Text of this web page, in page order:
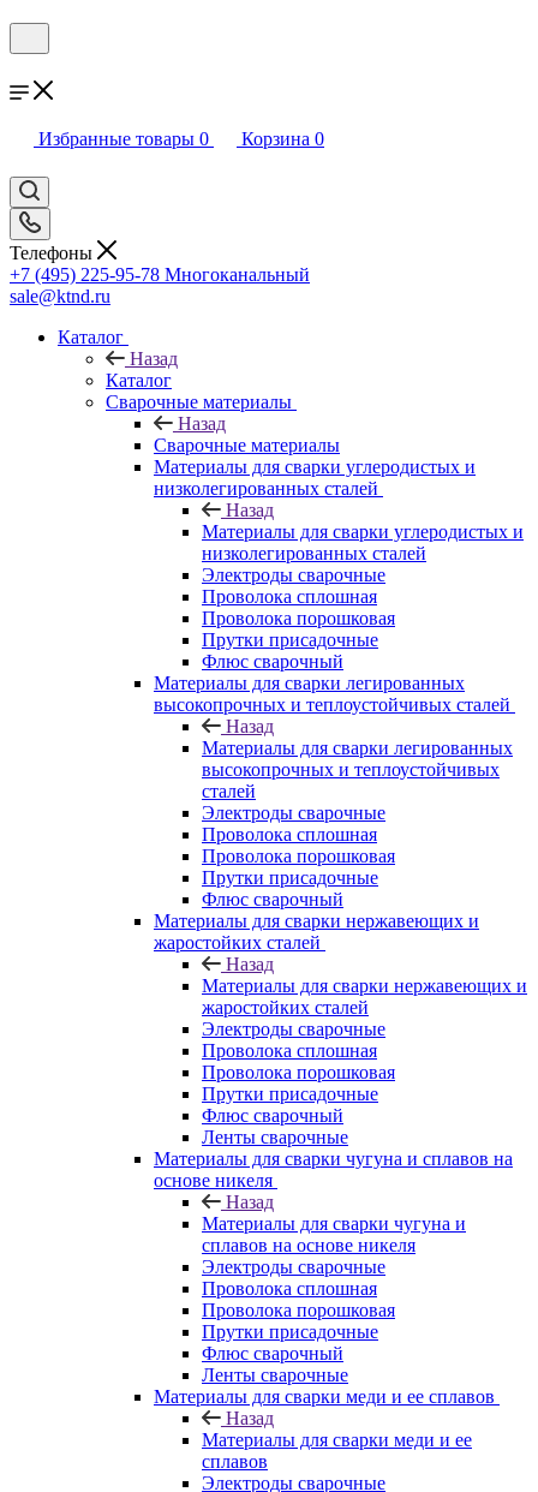
Избранные товары 0 Корзина 0
Телефоны
+7 (495) 225-95-78 Многоканальный
sale@ktnd.ru
Каталог
Назад
Каталог
Сварочные материалы
Назад
Сварочные материалы
Материалы для сварки углеродистых и
низколегированных сталей
Назад
Материалы для сварки углеродистых и
низколегированных сталей
Электроды сварочные
Проволока сплошная
Проволока порошковая
Прутки присадочные
Флюс сварочный
Материалы для сварки легированных
высокопрочных и теплоустойчивых сталей
Назад
Материалы для сварки легированных
высокопрочных и теплоустойчивых
сталей
Электроды сварочные
Проволока сплошная
Проволока порошковая
Прутки присадочные
Флюс сварочный
Материалы для сварки нержавеющих и
жаростойких сталей
Назад
Материалы для сварки нержавеющих и
жаростойких сталей
Электроды сварочные
Проволока сплошная
Проволока порошковая
Прутки присадочные
Флюс сварочный
Ленты сварочные
Материалы для сварки чугуна и сплавов на
основе никеля
Назад
Материалы для сварки чугуна и
сплавов на основе никеля
Электроды сварочные
Проволока сплошная
Проволока порошковая
Прутки присадочные
Флюс сварочный
Ленты сварочные
Материалы для сварки меди и ее сплавов
Назад
Материалы для сварки меди и ее
сплавов
Электроды сварочные